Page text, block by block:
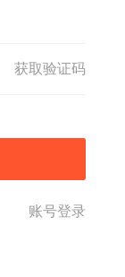
获取验证码
账号登录